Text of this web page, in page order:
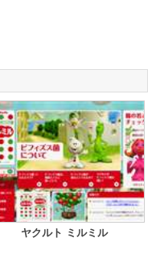
ヤクルト ミルミル